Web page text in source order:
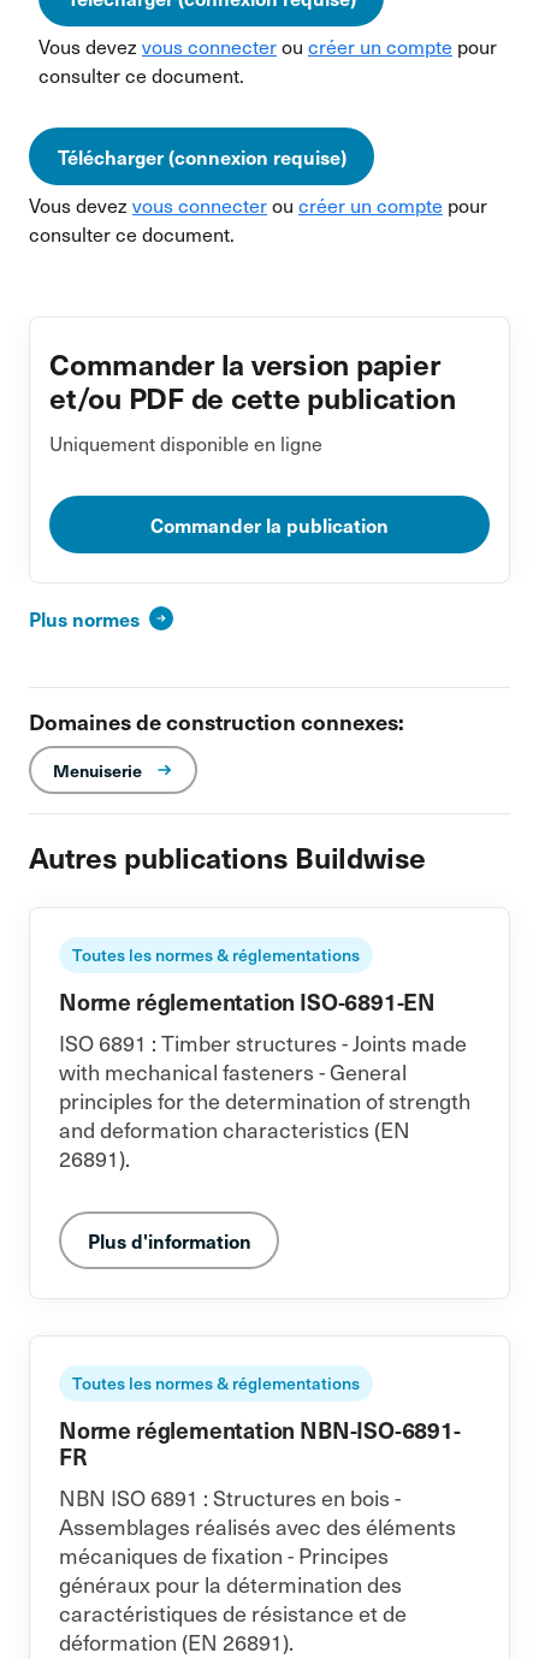
Vous devez vous connecterou créer un compte pour
consulter ce document.
Télécharger (connexion requise)
Vous devez vous connecterou créer un compte pour
consulter ce document.
Commander la version papier
et/ou PDF de cette publication
Uniquement disponible en ligne
Commander la publication
Plus normes
Domaines de construction connexes:
Menuiserie
Autres publications Buildwise
Toutes les normes & réglementations
Norme réglementation ISO-6891-EN
ISO 6891 : Timber structures - Joints made
with mechanical fasteners - General
principles for the determination of strength
and deformation characteristics (EN
26891).
Plus d'information
Toutes les normes & réglementations
Norme réglementation NBN-ISO-6891-
FR
NBN ISO 6891 : Structures en bois -
Assemblages réalisés avec des éléments
mécaniques de fixation - Principes
généraux pour la détermination des
caractéristiques de résistance et de
déformation (EN 26891).